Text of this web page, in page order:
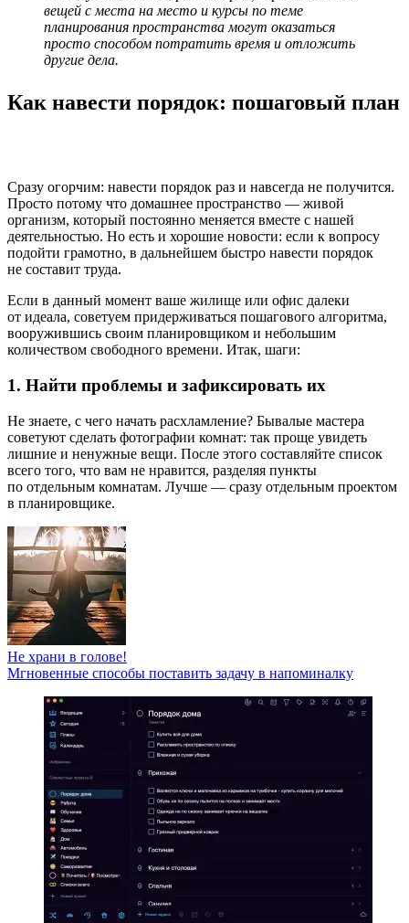
вещей с места на место и курсы по теме
планирования пространства могут оказаться
просто способом потратить время и отложить
другие дела.
Как навести порядок: пошаговый план
Сразу огорчим: навести порядок раз и навсегда не получится.
Просто потому что домашнее пространство — живой
организм, который постоянно меняется вместе с нашей
деятельностью. Но есть и хорошие новости: если к вопросу
подойти грамотно, в дальнейшем быстро навести порядок
не составит труда.
Если в данный момент ваше жилище или офис далеки
от идеала, советуем придерживаться пошагового алгоритма,
вооружившись своим планировщиком и небольшим
количеством свободного времени. Итак, шаги:
1. Найти проблемы и зафиксировать их
Не знаете, с чего начать расхламление? Бывалые мастера
советуют сделать фотографии комнат: так проще увидеть
лишние и ненужные вещи. После этого составляйте список
всего того, что вам не нравится, разделяя пункты
по отдельным комнатам. Лучше — сразу отдельным проектом
в планировщике.
Не храни в голове!
Мгновенные способы поставить задачу в напоминалку